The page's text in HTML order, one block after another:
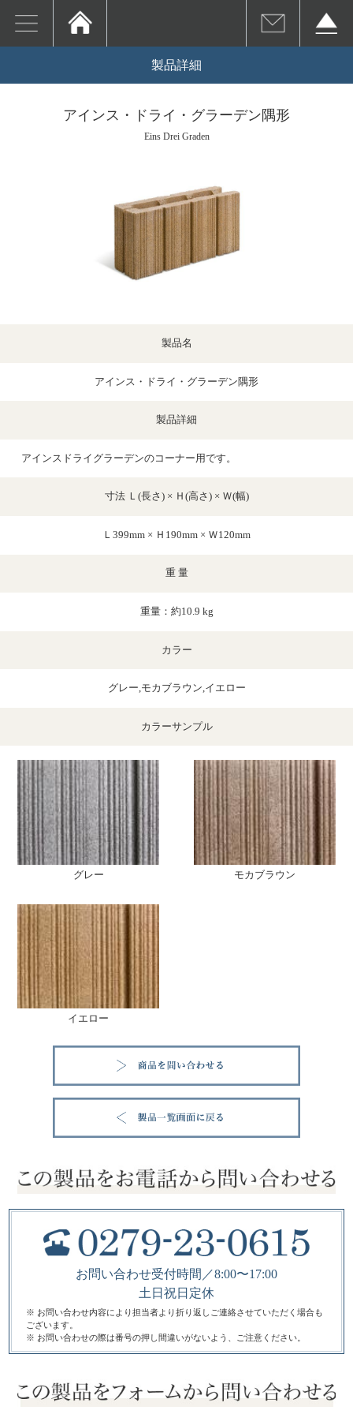
製品詳細
アインス・ドライ・グラーデン隅形
Eins Drei Graden
製品名
アインス・ドライ・グラーデン隅形
製品詳細
アインスドライグラーデンのコーナー用です。
寸法 Ｌ(長さ) × Ｈ(高さ) × Ｗ(幅)
Ｌ399mm × Ｈ190mm × Ｗ120mm
重 量
重量：約10.9 kg
カラー
グレー,モカブラウン,イエロー
カラーサンプル
グレー モカブラウン
イエロー
お問い合わせ受付時間／8:00〜17:00
土日祝日定休
※ お問い合わせ内容により担当者より折り返しご連絡させていただく場合も
ございます。
※ お問い合わせの際は番号の押し間違いがないよう、ご注意ください。